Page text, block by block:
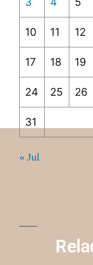
10 11 12
17 18 19
24 25 26
31
« Jul